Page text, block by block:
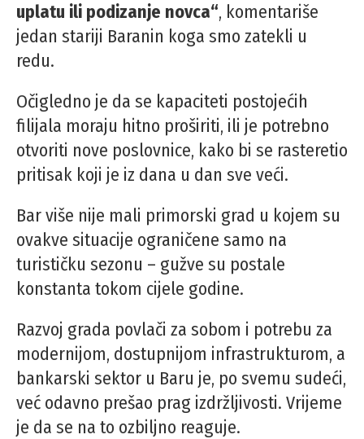
uplatu ili podizanje novca“, komentariše
jedan stariji Baranin koga smo zatekli u
redu.
Očigledno je da se kapaciteti postojećih
filijala moraju hitno proširiti, ili je potrebno
otvoriti nove poslovnice, kako bi se rasteretio
pritisak koji je iz dana u dan sve veći.
Bar više nije mali primorski grad u kojem su
ovakve situacije ograničene samo na
turističku sezonu – gužve su postale
konstanta tokom cijele godine.
Razvoj grada povlači za sobom i potrebu za
modernijom, dostupnijom infrastrukturom, a
bankarski sektor u Baru je, po svemu sudeći,
već odavno prešao prag izdržljivosti. Vrijeme
je da se na to ozbiljno reaguje.